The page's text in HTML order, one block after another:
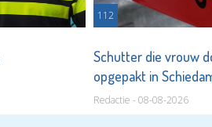
112
Schutter die vrouw
opgepakt in
Redactie - 08-08-2026